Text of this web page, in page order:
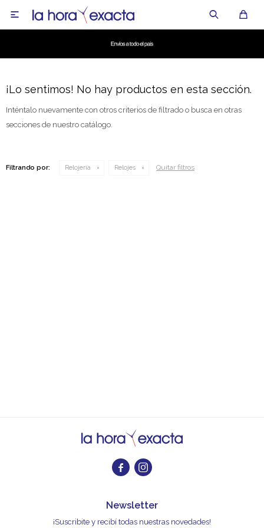

¡Lo sentimos! No hay productos en esta sección.
Inténtalo nuevamente con otros criterios de filtrado o busca en otras
secciones de nuestro catálogo.
Filtrando por: Relojería Relojes Quitar filtros
 
Newsletter
¡Suscribite y recibí todas nuestras novedades!